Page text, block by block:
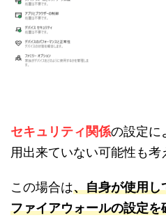
セキュリティ関係の設定に
用出来ていない可能性も考
この場合は、自身が使用し
ファイアウォールの設定